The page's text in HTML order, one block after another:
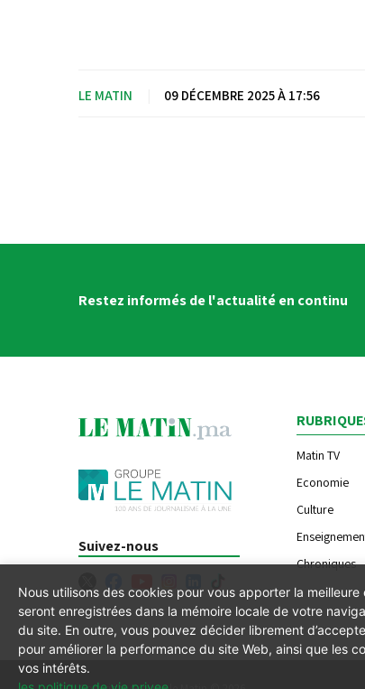
LE MATIN 09 DÉCEMBRE 2025 À 17:56
Restez informés de l'actualité en continu
Suivez-nous
Matin TV
Economie
Culture
Chroniques
Nous utilisons des cookies pour vous apporter la
seront enregistrées dans la mémoire locale de votre
du site. En outre, vous pouvez décider librement
pour améliorer la performance du site Web, ainsi que les
vos intérêts.